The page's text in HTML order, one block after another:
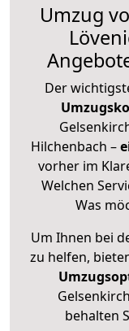
Umzug
Der
Hilchenbach –
vorher im
Welchen
Was
Um Ihnen bei
zu helfen,
behalten